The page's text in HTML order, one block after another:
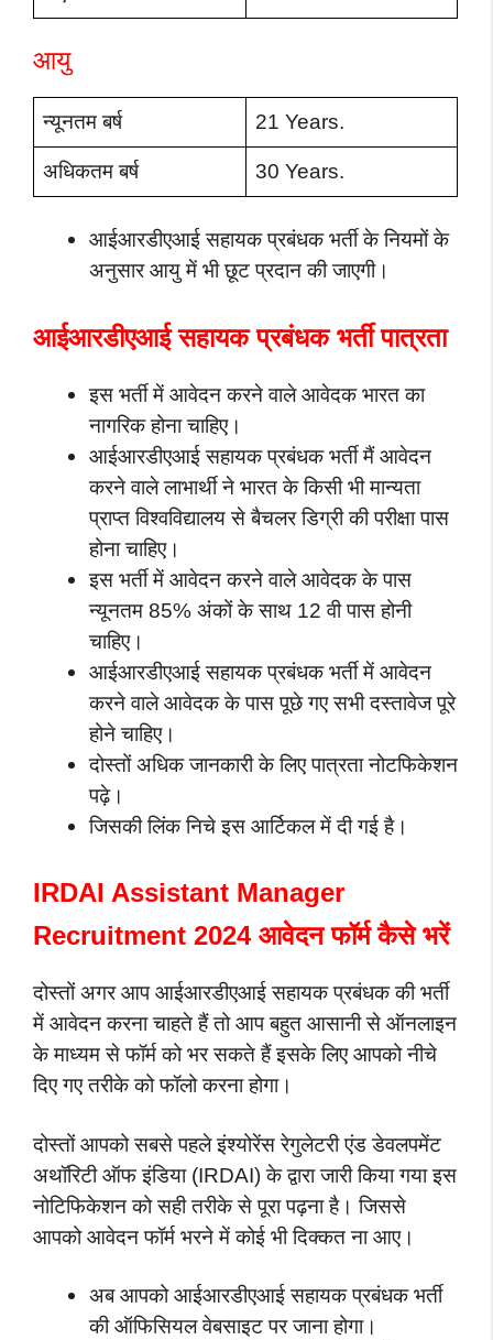
आयु
न्यूनतम बर्ष 21 Years.
अधिकतम बर्ष 30 Years.
आईआरडीएआई सहायक प्रबंधक भर्ती के नियमों के
अनुसार आयु में भी छूट प्रदान की जाएगी।
आईआरडीएआई सहायक प्रबंधक भर्ती पात्रता
इस भर्ती में आवेदन करने वाले आवेदक भारत का
नागरिक होना चाहिए।
आईआरडीएआई सहायक प्रबंधक भर्ती मैं आवेदन
करने वाले लाभार्थी ने भारत के किसी भी मान्यता
प्राप्त विश्वविद्यालय से बैचलर डिग्री की परीक्षा पास
होना चाहिए।
इस भर्ती में आवेदन करने वाले आवेदक के पास
न्यूनतम 85% अंकों के साथ 12 वी पास होनी
चाहिए।
आईआरडीएआई सहायक प्रबंधक भर्ती में आवेदन
करने वाले आवेदक के पास पूछे गए सभी दस्तावेज पूरे
होने चाहिए।
दोस्तों अधिक जानकारी के लिए पात्रता नोटफिकेशन
पढ़े।
जिसकी लिंक निचे इस आर्टिकल में दी गई है।
IRDAI Assistant Manager
Recruitment 2024 आवेदन फॉर्म कैसे भरें
दोस्तों अगर आप आईआरडीएआई सहायक प्रबंधक की भर्ती
में आवेदन करना चाहते हैं तो आप बहुत आसानी से ऑनलाइन
के माध्यम से फॉर्म को भर सकते हैं इसके लिए आपको नीचे
दिए गए तरीके को फॉलो करना होगा।
दोस्तों आपको सबसे पहले इंश्योरेंस रेगुलेटरी एंड डेवलपमेंट
अथॉरिटी ऑफ इंडिया (IRDAI) के द्वारा जारी किया गया इस
नोटिफिकेशन को सही तरीके से पूरा पढ़ना है। जिससे
आपको आवेदन फॉर्म भरने में कोई भी दिक्कत ना आए।
अब आपको आईआरडीएआई सहायक प्रबंधक भर्ती
की ऑफिसियल वेबसाइट पर जाना होगा।